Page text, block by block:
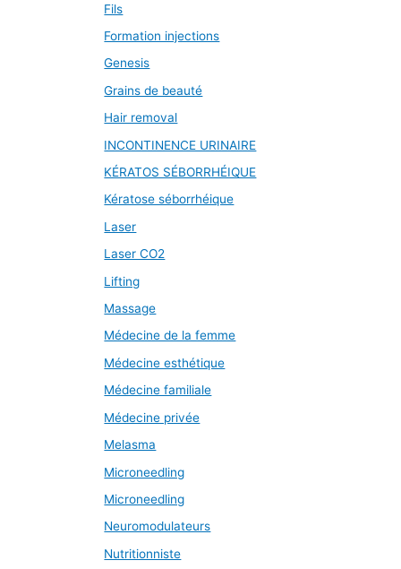
Fils
Formation injections
Genesis
Grains de beauté
Hair removal
INCONTINENCE URINAIRE
KÉRATOS SÉBORRHÉIQUE
Kératose séborrhéique
Laser
Laser CO2
Lifting
Massage
Médecine de la femme
Médecine esthétique
Médecine familiale
Médecine privée
Melasma
Microneedling
Microneedling
Neuromodulateurs
Nutritionniste